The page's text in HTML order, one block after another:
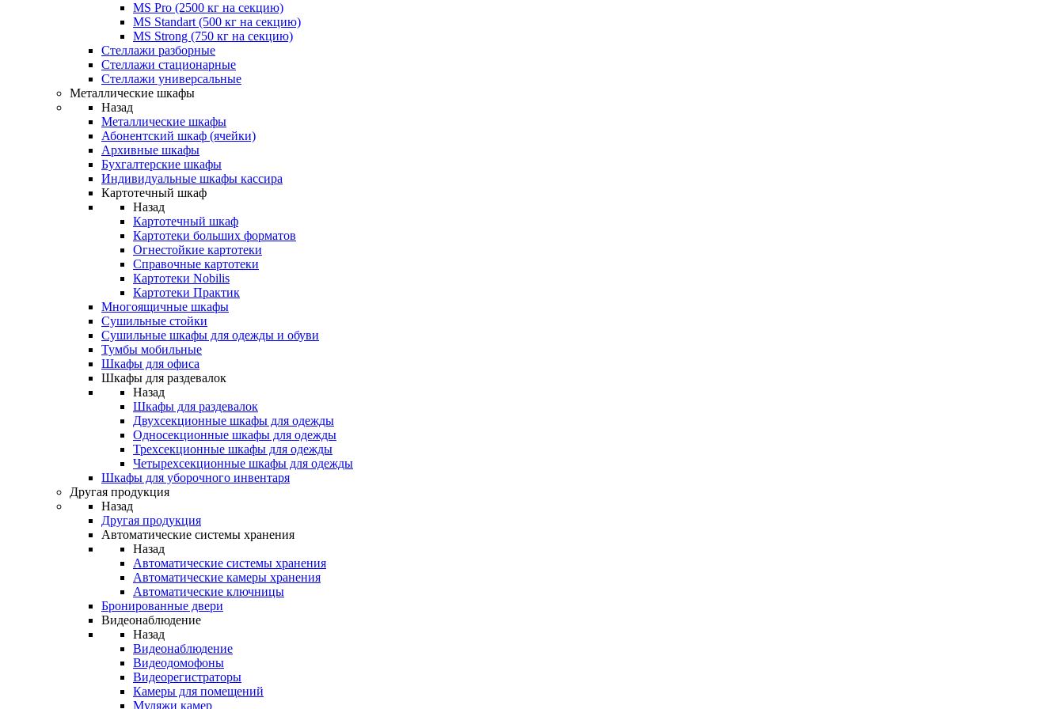
MS Pro (2500 кг на секцию)
MS Standart (500 кг на секцию)
MS Strong (750 кг на секцию)
Стеллажи разборные
Стеллажи стационарные
Стеллажи универсальные
Металлические шкафы
Назад
Металлические шкафы
Абонентский шкаф (ячейки)
Архивные шкафы
Бухгалтерские шкафы
Индивидуальные шкафы кассира
Картотечный шкаф
Назад
Картотечный шкаф
Картотеки больших форматов
Огнестойкие картотеки
Справочные картотеки
Картотеки Nobilis
Картотеки Практик
Многоящичные шкафы
Сушильные стойки
Сушильные шкафы для одежды и обуви
Тумбы мобильные
Шкафы для офиса
Шкафы для раздевалок
Назад
Шкафы для раздевалок
Двухсекционные шкафы для одежды
Односекционные шкафы для одежды
Трехсекционные шкафы для одежды
Четырехсекционные шкафы для одежды
Шкафы для уборочного инвентаря
Другая продукция
Назад
Другая продукция
Автоматические системы хранения
Назад
Автоматические системы хранения
Автоматические камеры хранения
Автоматические ключницы
Бронированные двери
Видеонаблюдение
Назад
Видеонаблюдение
Видеодомофоны
Видеорегистраторы
Камеры для помещений
Муляжи камер